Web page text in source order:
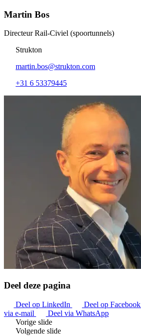
Martin Bos
Directeur Rail-Civiel (spoortunnels)
Strukton
martin.bos@strukton.com
+31 6 53379445
Deel deze pagina
Deel op LinkedIn Deel op Facebook
via e-mail
Deel via WhatsApp
Vorige slide
Volgende slide